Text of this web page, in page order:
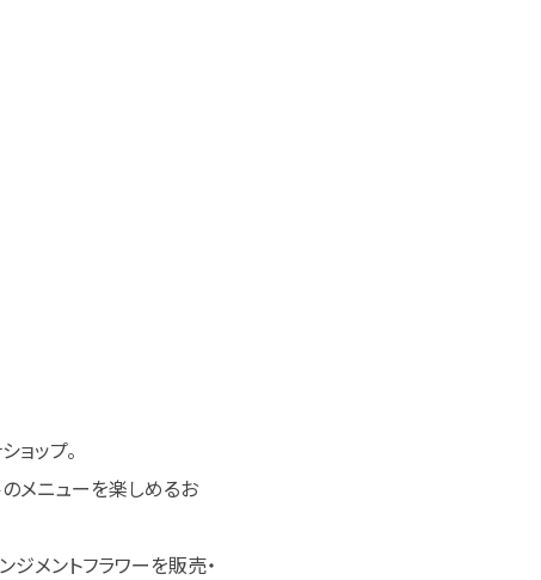
ョップ。
のメニューを楽しめるお
メントフラワーを販売・